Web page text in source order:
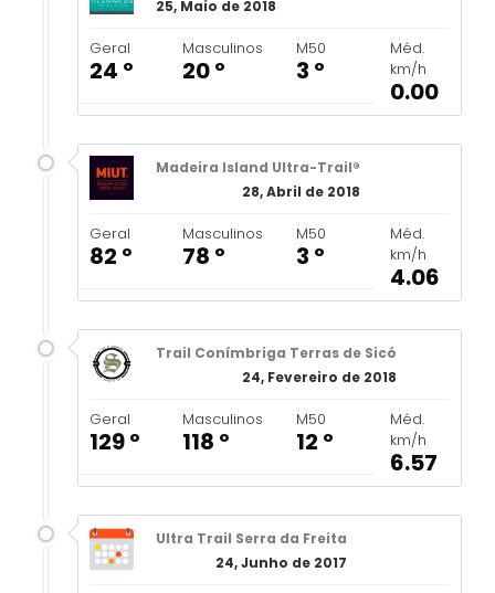
25, Maio de 2018
Geral
24 º
Masculinos
20 º
M50
3 º
Méd.
km/h
0.00
Madeira Island Ultra-Trail®
28, Abril de 2018
Geral
82 º
Masculinos
78 º
M50
3 º
Méd.
km/h
4.06
Trail Conímbriga Terras de Sicó
24, Fevereiro de 2018
Geral
129 º
Masculinos
118 º
M50
12 º
Méd.
km/h
6.57
Ultra Trail Serra da Freita
24, Junho de 2017